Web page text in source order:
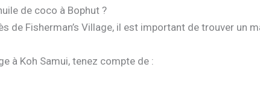
de coco à Bophut ?
de Fisherman’s Village, il est important de trouver un
à Koh Samui, tenez compte de :